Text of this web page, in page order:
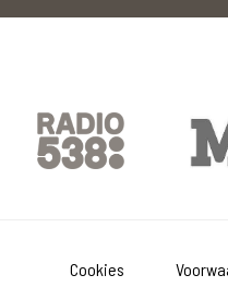
Cookies